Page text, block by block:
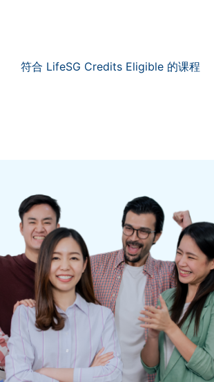
符合 LifeSG Credits Eligible 的课程